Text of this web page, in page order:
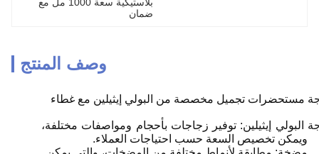
ضمان
وصف المنتج
مستحضرات تجميل مخصصة من البولي إيثيلين مع غطاء
البولي إيثيلين: توفير زجاجات بأحجام ومواصفات مختلفة،
ويمكن تخصيص السعة حسب احتياجات العملاء.